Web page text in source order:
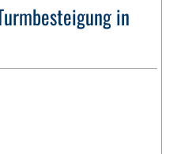
in